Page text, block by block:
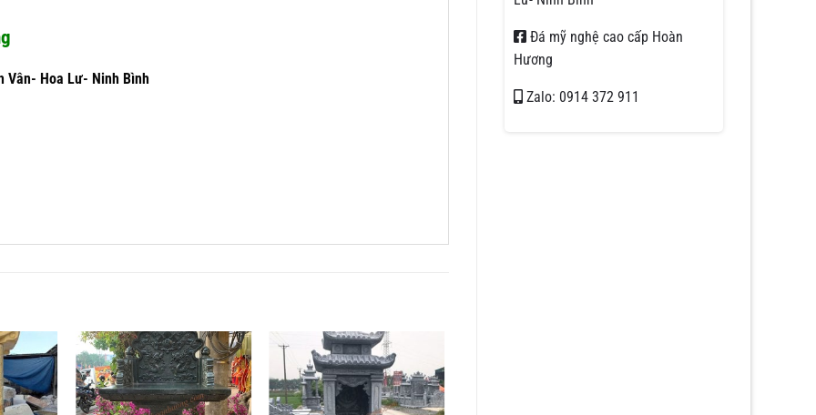
Đá mỹ nghệ cao cấp Hoàn
Hương
Zalo: 0914 372 911
Vân- Hoa Lư- Ninh Bình